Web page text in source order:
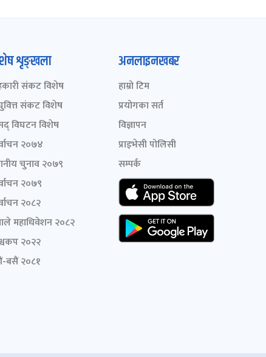
शृङ्खला
संकट विशेष
संकट विशेष
विघटन विशेष
२०७४
चुनाव २०७९
२०७९
२०८२
महाधिवेशन २०८२
२०२२
बसैं २०८१
अनलाइनखबर
हाम्रो टिम
प्रयोगका सर्त
विज्ञापन
प्राइभेसी पोलिसी
सम्पर्क